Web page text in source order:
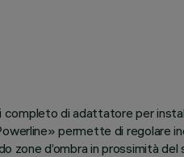
di adattatore per
permette di regolare
zone d’ombra in prossimità